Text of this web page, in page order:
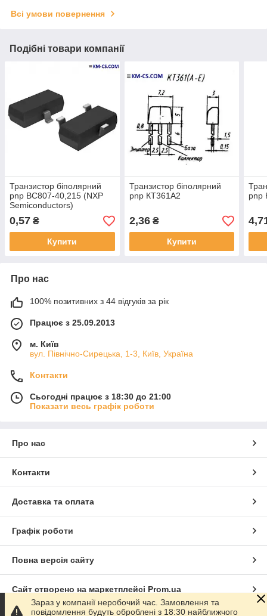
Всі умови повернення
Подібні товари компанії
Транзистор біполярний
pnp BC807-40,215 (NXP
Semiconductors)
0,57 ₴
Купити
Транзистор біполярний
pnp КТ361А2
2,36₴
Купити
pnp
Про нас
100% позитивних з 44 відгуків за рік
Працює з 25.09.2013
м. Київ
вул. Північно-Сирецька, 1-3, Київ, Україна
Контакти
Сьогодні працює з 18:30 до 21:00
Показати весь графік роботи
Про нас
Контакти
Доставка та оплата
Графік роботи
Повна версія сайту
Сайт створено на маркетплейсі Prom.ua
Зараз у компанії неробочий час. Замовлення та
повідомлення будуть оброблені з 18:30 найближчого